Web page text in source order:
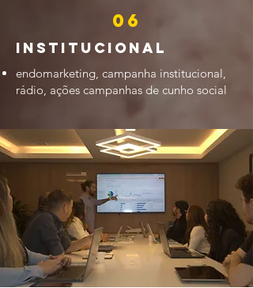
06
Institucional
endomarketing, campanha institucional,
rádio, ações campanhas de cunho social